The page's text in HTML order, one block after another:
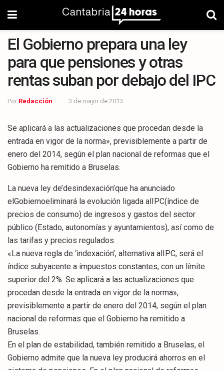
El Gobierno prepara una ley
para que pensiones y otras
rentas suban por debajo del IPC
Por Redacción 3 de mayo de 2013
Se aplicará a las actualizaciones que procedan desde la
entrada en vigor de la norma», previsiblemente a partir de
enero del 2014, según el plan nacional de reformas que el
Gobierno ha remitido a Bruselas.
La nueva ley de’desindexación’que ha anunciado
elGobiernoeliminará la evolución ligada alIPC(índice de
precios de consumo) de ingresos y gastos del sector
público (Estado, autonomías y ayuntamientos), así como de
las tarifas y precios regulados.
«La nueva regla de ‘indexación’, alternativa alIPC, será el
índice subyacente a impuestos constantes, con un límite
superior del 2%. Se aplicará a las actualizaciones que
procedan desde la entrada en vigor de la norma»,
previsiblemente a partir de enero del 2014, según el plan
nacional de reformas que el Gobierno ha remitido a
Bruselas.
En el plan de estabilidad, también remitido a Bruselas, el
Gobierno admite que la nueva ley producirá ahorros en el